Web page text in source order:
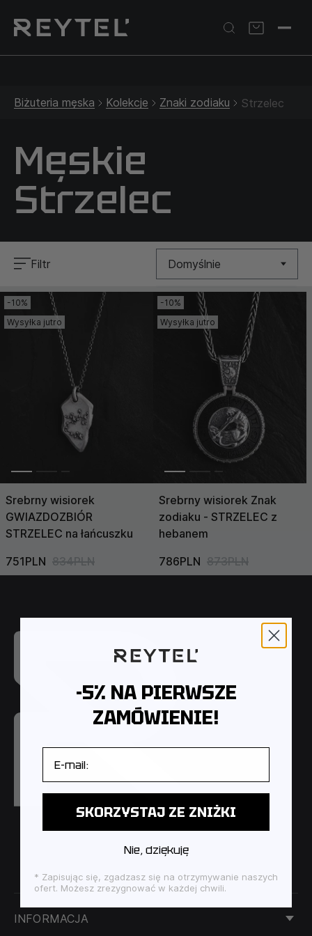
Biżuteria męska Kolekcje Znaki zodiaku Strzelec
Męskie
Strzelec
Filtr Domyślnie
Nowość
Cena (Niska >
Wysoka)
Cena (Wysoka >
Złota biżuteria: –30% | Do 31.08
-10%
Wysyłka jutro
Srebrny wisiorek
GWIAZDOZBIÓR
STRZELEC na łańcuszku
751PLN 834PLN
-10%
Wysyłka jutro
Srebrny wisiorek Znak
zodiaku - STRZELEC z
hebanem
786PLN 873PLN
INFORMACJA
-5% NA PIERWSZE
ZAMÓWIENIE!
SKORZYSTAJ ZE ZNIŻKI
Nie, dziękuję
* Zapisując się, zgadzasz się na otrzymywanie naszych
ofert. Możesz zrezygnować w każdej chwili.